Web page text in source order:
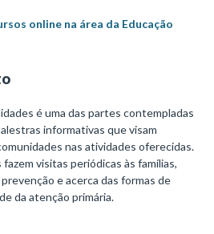
online na área da Educação
é uma das partes contempladas
informativas que visam
nas atividades oferecidas.
visitas periódicas às famílias,
e acerca das formas de
da atenção primária.